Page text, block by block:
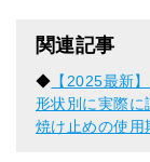
関連記事
◆ 【2025最新
形状別に実際に
焼け止めの使用